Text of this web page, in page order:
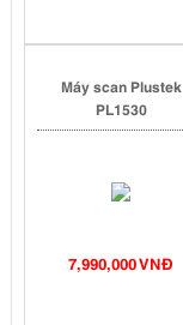
Máy scan Plustek
PL1530
7,990,000 VNĐ